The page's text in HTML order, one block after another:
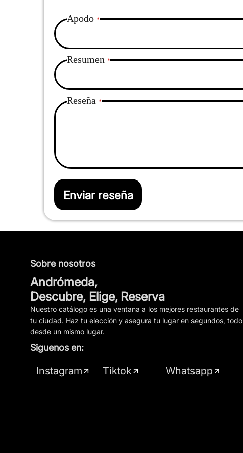
Apodo
Resumen
Reseña
Enviar reseña
Sobre nosotros
Andrómeda,
Descubre, Elige, Reserva
Nuestro catálogo es una ventana a los mejores restaurantes de
tu ciudad. Haz tu elección y asegura tu lugar en segundos, todo
desde un mismo lugar.
Siguenos en:
Instagram Tiktok Whatsapp